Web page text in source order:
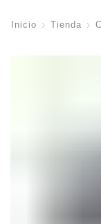
Inicio Tienda